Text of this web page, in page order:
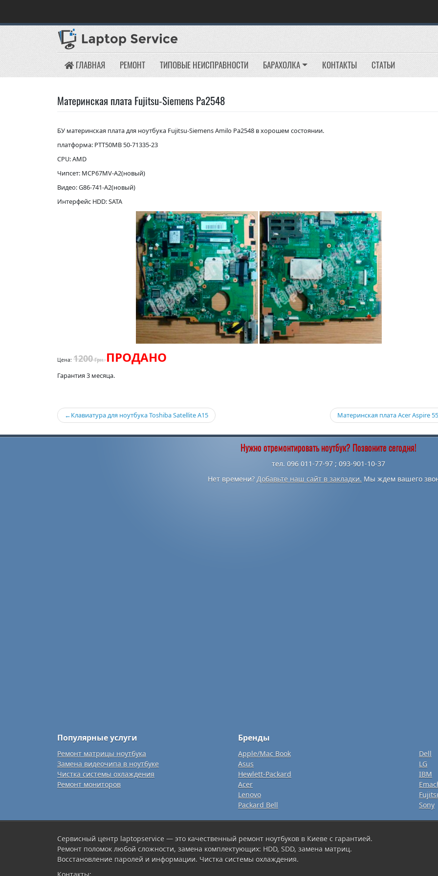
content
ГЛАВНАЯ РЕМОНТ ТИПОВЫЕ НЕИСПРАВНОСТИ БАРАХОЛКА КОНТАКТЫ СТАТЬИ
Материнская плата Fujitsu-Siemens Pa2548
БУ материнская плата для ноутбука Fujitsu-Siemens Amilo Pa2548 в хорошем состоянии.
платформа: PTT50MB 50-71335-23
CPU: AMD
Чипсет: MCP67MV-A2(новый)
Видео: G86-741-A2(новый)
Интерфейс HDD: SATA
Цена: 1200Грн.ПРОДАНО
Гарантия 3 месяца.
Навигация
Клавиатура для ноутбука Toshiba Satellite A15 Материнская плата Acer Aspire
Нужно отремонтировать ноутбук? Позвоните сегодня!
тел. 096 011-77-97 ; 093-901-10-37
Нет времени? Добавьте наш сайт в закладки. Мы ждем вашего
Популярные услуги Бренды
Ремонт матрицы ноутбука
Замена видеочипа в ноутбуке
Чистка системы охлаждения
Ремонт мониторов
Apple/Mac Book
Asus
Hewlett-Packard
Acer
Lenovo
Packard Bell
Dell
LG
IBM
Sony
Сервисный центр laptopservice — это качественный ремонт ноутбуков в Киеве с гарантией.
Ремонт поломок любой сложности, замена комплектующих: HDD, SDD, замена матриц.
Восстановление паролей и информации. Чистка системы охлаждения.